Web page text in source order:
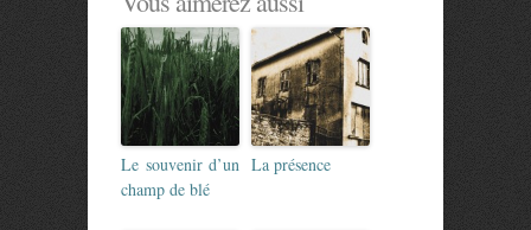
Le souvenir d’un
champ de blé
La présence